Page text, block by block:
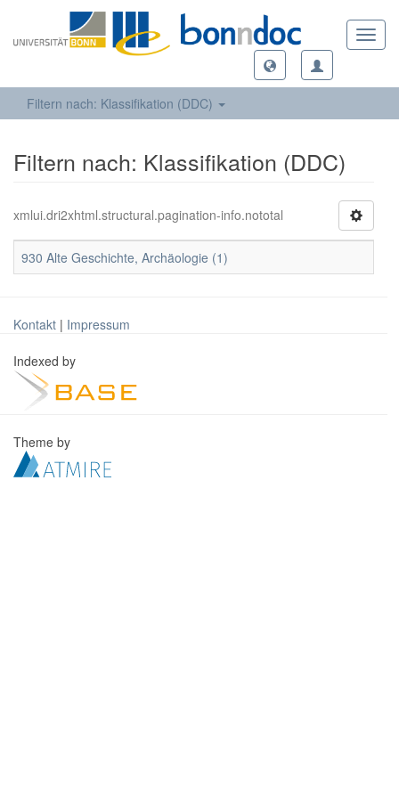
Filtern nach: Klassifikation (DDC)
Filtern nach: Klassifikation (DDC)
xmlui.dri2xhtml.structural.pagination-info.nototal
930 Alte Geschichte, Archäologie (1)
Kontakt | Impressum
Indexed by
Theme by